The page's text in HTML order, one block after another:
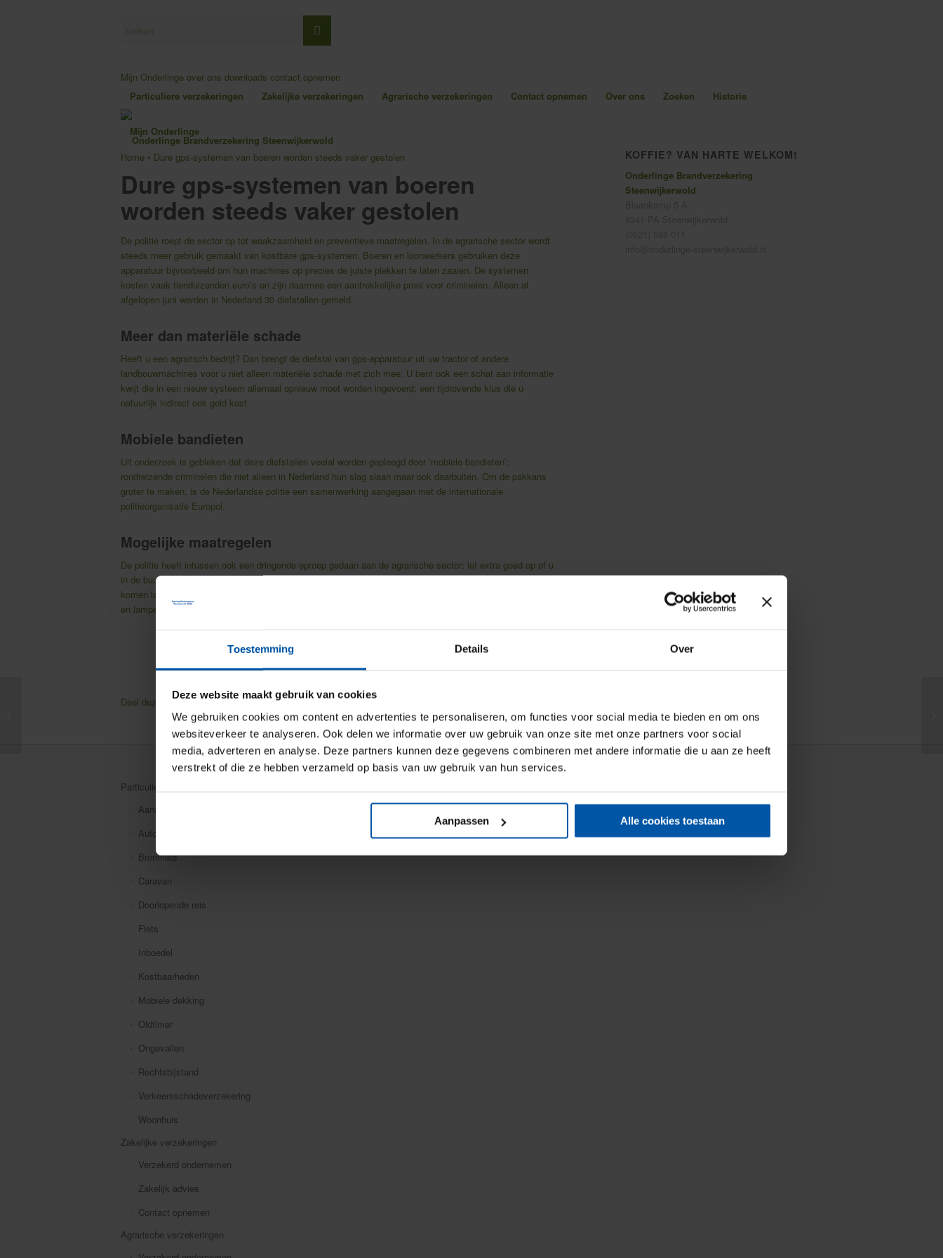
Toestemming Details Over
Deze website maakt gebruik van cookies
We gebruiken cookies om content en advertenties te personaliseren, om functies voor social media te bieden en om ons
websiteverkeer te analyseren. Ook delen we informatie over uw gebruik van onze site met onze partners voor social
media, adverteren en analyse. Deze partners kunnen deze gegevens combineren met andere informatie die u aan ze heeft
verstrekt of die ze hebben verzameld op basis van uw gebruik van hun services.
Aanpassen Alle cookies toestaan
Mijn Onderlinge over ons downloads contact opnemen
Particuliere verzekeringen
Zakelijke verzekeringen Agrarische verzekeringen Contact opnemen Over ons Zoeken Historie
Mijn Onderlinge
Home • Dure gps-systemen van boeren worden steeds vaker gestolen
Dure gps-systemen van boeren
worden steeds vaker gestolen
De politie roept de sector op tot waakzaamheid en preventieve maatregelen. In de agrarische sector wordt
steeds meer gebruik gemaakt van kostbare gps-systemen. Boeren en loonwerkers gebruiken deze
apparatuur bijvoorbeeld om hun machines op precies de juiste plekken te laten zaaien. De systemen
kosten vaak tienduizenden euro’s en zijn daarmee een aantrekkelijke prooi voor criminelen. Alleen al
afgelopen juni werden in Nederland 30 diefstallen gemeld.
Meer dan materiële schade
Heeft u een agrarisch bedrijf? Dan brengt de diefstal van gps-apparatuur uit uw tractor of andere
landbouwmachines voor u niet alleen materiële schade met zich mee. U bent ook een schat aan informatie
kwijt die in een nieuw systeem allemaal opnieuw moet worden ingevoerd; een tijdrovende klus die u
natuurlijk indirect ook geld kost.
Mobiele bandieten
Uit onderzoek is gebleken dat deze diefstallen veelal worden gepleegd door ‘mobiele bandieten’:
rondreizende criminelen die niet alleen in Nederland hun slag slaan maar ook daarbuiten. Om de pakkans
groter te maken, is de Nederlandse politie een samenwerking aangegaan met de internationale
politieorganisatie Europol.
Mogelijke maatregelen
De politie heeft intussen ook een dringende oproep gedaan aan de agrarische sector: let extra goed op of u
in de buurt van uw bedrijf onbekenden zien die zich verdacht gedragen, of onbekende auto’s die ‘zomaar’
komen langsrijden. Berg gps-systemen ’s avonds goed op (liefst achter slot en grendel) en plaats camera’s
en lampen met bewegingsmelder om de criminelen af te schrikken.
Deel deze pagina Facebook Twitter
KOFFIE? VAN HARTE WELKOM!
Onderlinge Brandverzekering
Steenwijkerwold
Particuliere verzekeringen
Aansprakelijkheid
Auto
Bromfiets
Caravan
Doorlopende reis
Fiets
Inboedel
Kostbaarheden
Mobiele dekking
Oldtimer
Ongevallen
Rechtsbijstand
Verkeersschadeverzekering
Woonhuis
Zakelijke verzekeringen
Verzekerd ondernemen
Zakelijk advies
Contact opnemen
Agrarische verzekeringen